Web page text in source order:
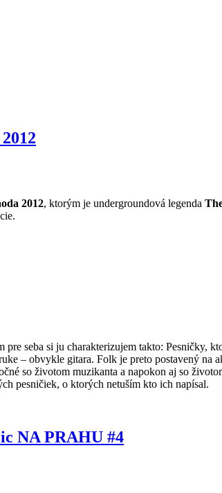
2012, ktorým je undergroundová legenda
seba si ju charakterizujem takto:
– obvykle gitara. Folk je preto postavený na
so životom muzikanta a napokon aj so
pesničiek, o ktorých netuším kto ich napísal.
NA PRAHU #4